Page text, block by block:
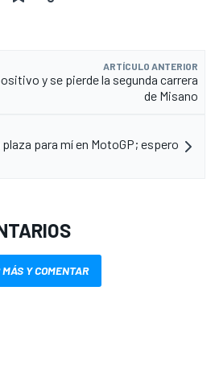
ARTÍCULO ANTERIOR
y se pierde la segunda carrera
de Misano
para mí en MotoGP; espero
MÁS Y COMENTAR